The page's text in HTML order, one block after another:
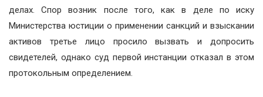
делах. Спор возник после того, как в деле по иску
Министерства юстиции о применении санкций и взыскании
активов третье лицо просило вызвать и допросить
свидетелей, однако суд первой инстанции отказал в этом
протокольным определением.